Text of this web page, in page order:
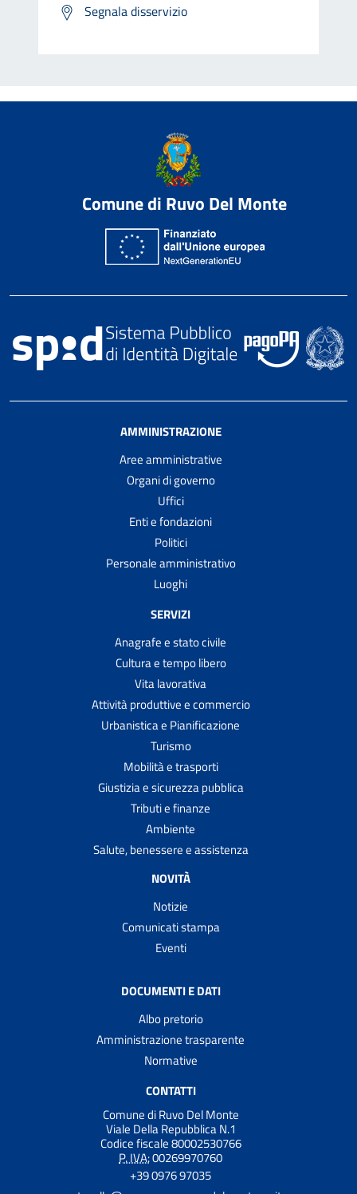
Segnala disservizio
Comune di Ruvo Del Monte
AMMINISTRAZIONE
Aree amministrative
Organi di governo
Uffici
Enti e fondazioni
Politici
Personale amministrativo
Luoghi
SERVIZI
Anagrafe e stato civile
Cultura e tempo libero
Vita lavorativa
Attività produttive e commercio
Urbanistica e Pianificazione
Turismo
Mobilità e trasporti
Giustizia e sicurezza pubblica
Tributi e finanze
Ambiente
Salute, benessere e assistenza
NOVITÀ
Notizie
Comunicati stampa
Eventi
DOCUMENTI E DATI
Albo pretorio
Amministrazione trasparente
Normative
CONTATTI
Comune di Ruvo Del Monte
Viale Della Repubblica N.1
Codice fiscale 80002530766
P. IVA:00269970760
+39 0976 97035